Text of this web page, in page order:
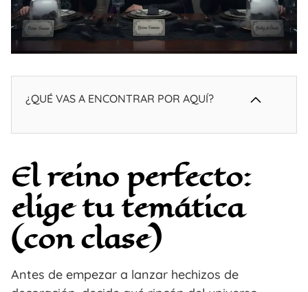
¿QUÉ VAS A ENCONTRAR POR AQUÍ?
El reino perfecto:
elige tu temática
(con clase)
Antes de empezar a lanzar hechizos de